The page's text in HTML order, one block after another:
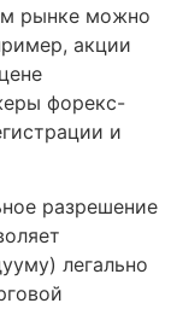
рынке можно
акции
форекс-
и
разрешение
легально